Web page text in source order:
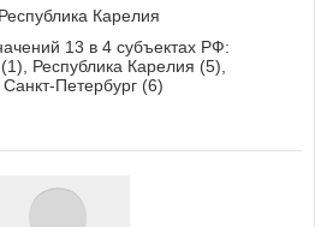
округ
округ
Республика Карелия
13 в 4 субъектах РФ:
Республика Карелия (5),
Петербург (6)